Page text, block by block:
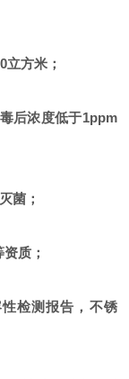
方米；
后浓度低于1ppm
菌；
质；
检测报告，不锈